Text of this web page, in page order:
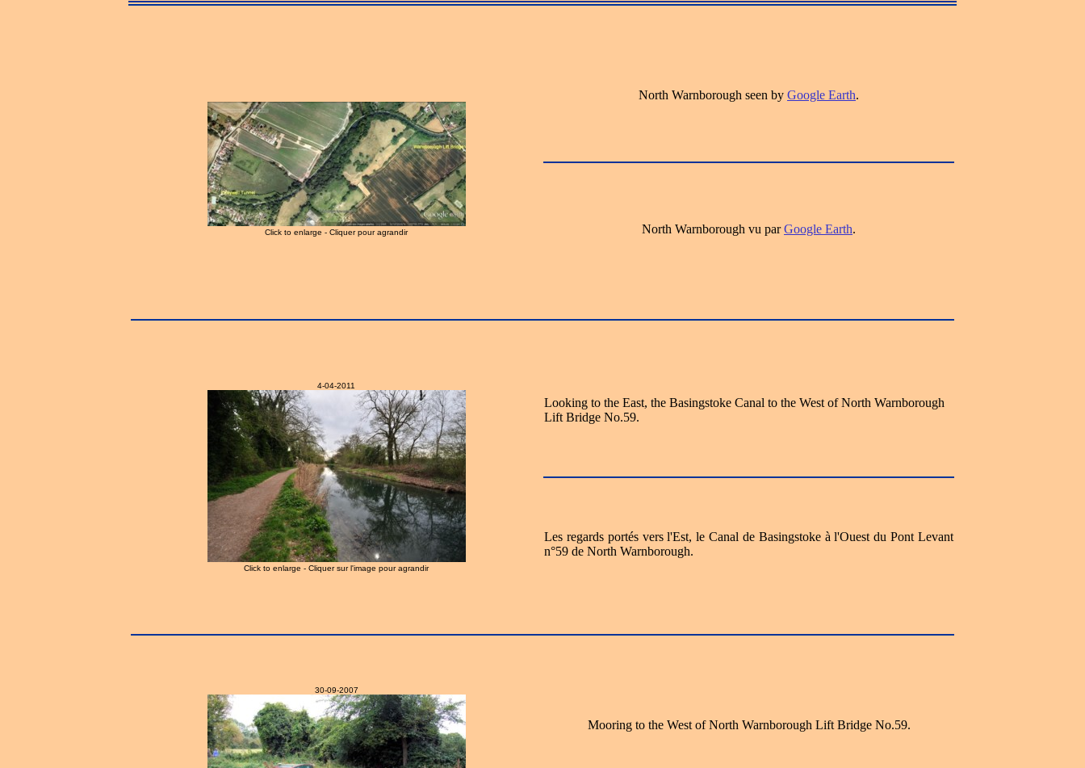
Click to enlarge - Cliquer pour agrandir
North Warnborough seen by Google Earth.
North Warnborough vu parGoogle Earth.
4-04-2011
Click to enlarge - Cliquer sur l'image pour agrandir
Looking to the East, the Basingstoke Canal to the West of North Warnborough
Lift Bridge No.59.
Les regards portés vers l'Est, le Canal de Basingstoke à l'Ouest du Pont Levant
n°59 de North Warnborough.
30-09-2007
Mooring to the West of North Warnborough Lift Bridge No.59.